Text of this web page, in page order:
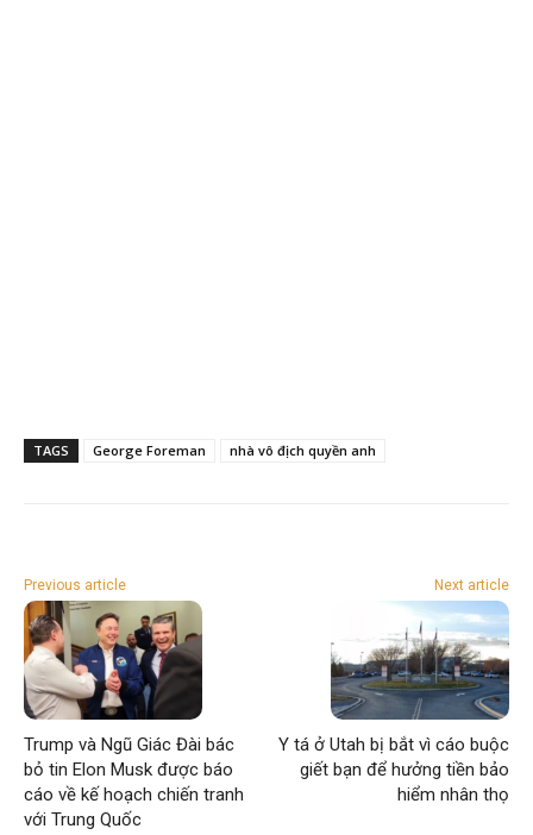
TAGS George Foreman nhà vô địch quyền anh
Previous article
Trump và Ngũ Giác Đài bác
bỏ tin Elon Musk được báo
cáo về kế hoạch chiến tranh
với Trung Quốc
Next article
Y tá ở Utah bị bắt vì cáo buộc
giết bạn để hưởng tiền bảo
hiểm nhân thọ